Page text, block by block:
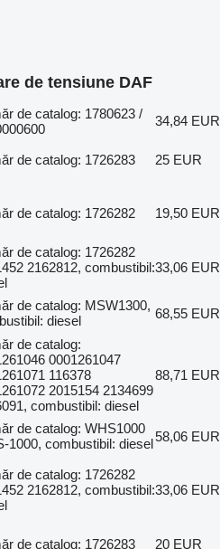
de tensiune DAF
de catalog: 1780623 /
34,84 EUR
de catalog: 1726283
25 EUR
de catalog: 1726282 19,50 EUR
de catalog: 1726282
2162812, combustibil:33,06 EUR
de catalog: MSW1300,
diesel
68,55 EUR
de catalog:
0001261047
116378
2015154 2134699
combustibil: diesel
88,71 EUR
de catalog: WHS1000
1000, combustibil: diesel58,06 EUR
de catalog: 1726282
2162812, combustibil:33,06 EUR
de catalog: 1726283 20 EUR